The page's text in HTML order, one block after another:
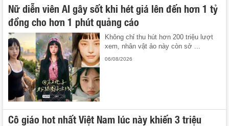
Nữ diễn viên AI gây sốt khi hét giá lên đến hơn 1 tỷ
đồng cho hơn 1 phút quảng cáo
Không chỉ thu hút hơn 200 triệu lượt
xem, nhân vật ảo này còn sở ...
06/08/2026
Cô giáo hot nhất Việt Nam lúc này khiến 3 triệu